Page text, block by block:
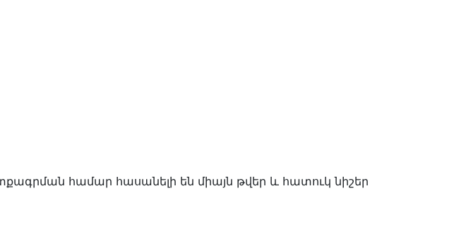
համար հասանելի են միայն թվեր և հատուկ նիշեր